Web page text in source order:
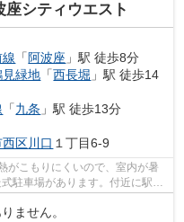
座シティウエスト
「 阿波座 」駅 徒歩8分
緑地 「西長堀 」駅 徒歩14
「九条 」駅 徒歩13分
西区川口 １丁目6-9
がこもりにくいので、室内が暑
駐車場があります。付近に駅が
ません。